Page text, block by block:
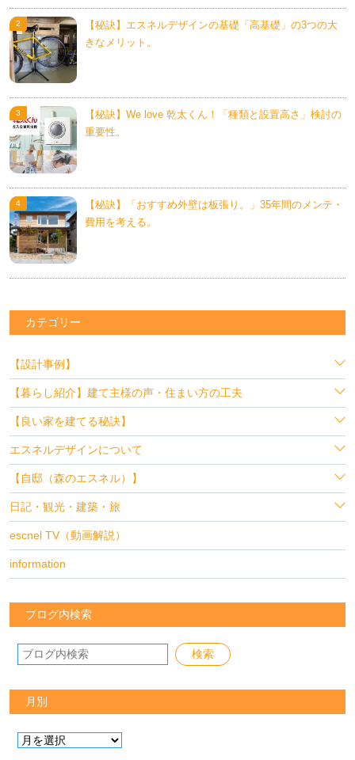
【秘訣】エスネルデザインの基礎「高基礎」の3つの大
きなメリット。
【秘訣】We love 乾太くん！「種類と設置高さ」検討の
重要性。
【秘訣】「おすすめ外壁は板張り。」35年間のメンテ・
費用を考える。
カテゴリー
【設計事例】
【暮らし紹介】建て主様の声・住まい方の工夫
【良い家を建てる秘訣】
エスネルデザインについて
【自邸（森のエスネル）】
日記・観光・建築・旅
escnel TV（動画解説）
information
ブログ内検索
月別